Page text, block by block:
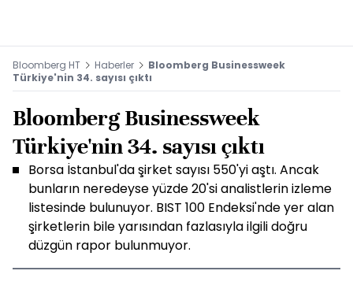
Bloomberg HT Haberler
Bloomberg Businessweek
Türkiye'nin 34. sayısı çıktı
Bloomberg Businessweek
Türkiye'nin 34. sayısı çıktı
Borsa İstanbul'da şirket sayısı 550'yi aştı. Ancak
bunların neredeyse yüzde 20'si analistlerin izleme
listesinde bulunuyor. BIST 100 Endeksi'nde yer alan
şirketlerin bile yarısından fazlasıyla ilgili doğru
düzgün rapor bulunmuyor.